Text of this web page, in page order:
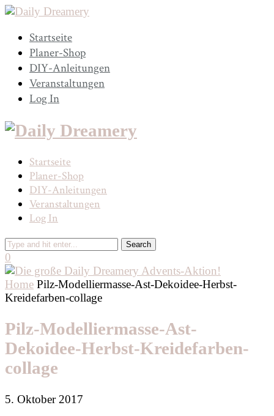
Startseite
Planer-Shop
DIY-Anleitungen
Veranstaltungen
Log In
Startseite
Planer-Shop
DIY-Anleitungen
Veranstaltungen
Log In
0
Home Pilz-Modelliermasse-Ast-Dekoidee-Herbst-
Kreidefarben-collage
Pilz-Modelliermasse-Ast-
Dekoidee-Herbst-Kreidefarben-
collage
5. Oktober 2017